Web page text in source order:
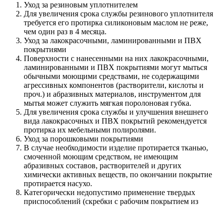
Уход за резиновым уплотнителем
Для увеличения срока службы резинового уплотнителя
требуется его протирка силиконовым маслом не реже,
чем один раз в 4 месяца.
Уход за лакокрасочными, ламинированными и ПВХ
покрытиями
Поверхности с нанесенными на них лакокрасочными,
ламинированными и ПВХ покрытиями могут мыться
обычными моющими средствами, не содержащими
агрессивных компонентов (растворители, кислоты и
проч.) и абразивных материалов, инструментом для
мытья может служить мягкая поролоновая губка.
Для увеличения срока службы и улучшения внешнего
вида лакокрасочных и ПВХ покрытий рекомендуется
протирка их мебельными полиролями.
Уход за порошковыми покрытиями
В случае необходимости изделие протирается тканью,
смоченной моющим средством, не имеющим
абразивных составов, растворителей и других
химически активных веществ, по окончании покрытие
протирается насухо.
Категорически недопустимо применение твердых
приспособлений (скребки с рабочим покрытием из